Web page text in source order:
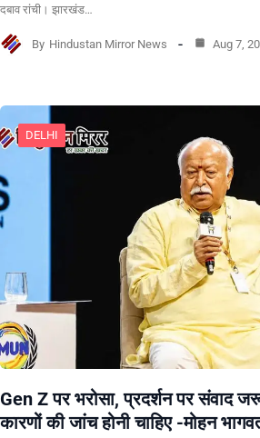
दबाव रांची। झारखंड…
By Hindustan Mirror News Aug 7,
DELHI
Gen Z पर भरोसा, प्रदर्शन पर संवाद
कारणों की जांच होनी चाहिए -मोहन